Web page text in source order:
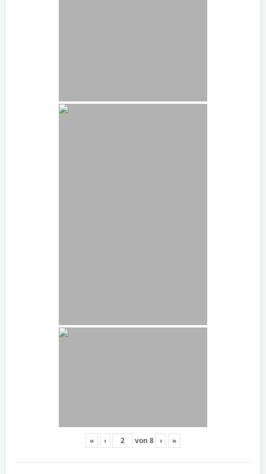
« ‹ von 8 › »